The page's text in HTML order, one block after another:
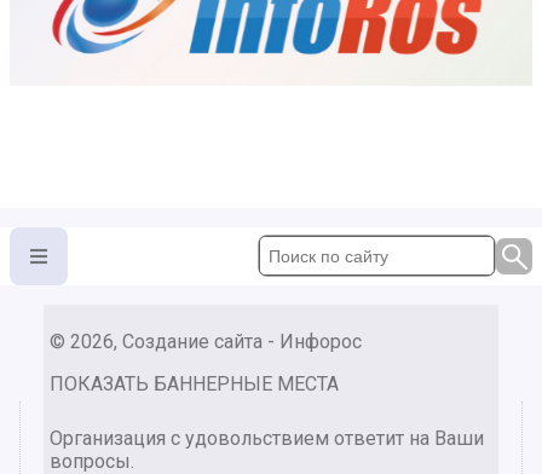
© 2026, Создание сайта - Инфорос
ПОКАЗАТЬ БАННЕРНЫЕ МЕСТА
Организация с удовольствием ответит на Ваши
вопросы.